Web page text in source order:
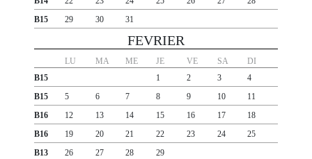
B15
29 30 31
FEVRIER
LU MA ME JE VE SA
DI
B15
1 2 3
4
B15
5 6 7 8 9 10
11
B16
12 13 14 15 16 17
18
B16
19 20 21 22 23 24
25
B13
26 27 28 29